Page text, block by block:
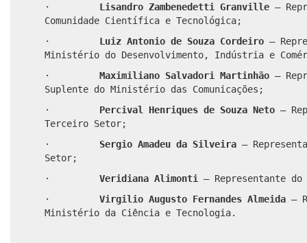
· Lisandro Zambenedetti Granville –
Comunidade Científica e Tecnológica;
· Luiz Antonio de Souza Cordeiro –
Ministério do Desenvolvimento, Indústria e
· Maximiliano Salvadori Martinhão –
Suplente do Ministério das Comunicações;
· Percival Henriques de Souza Neto –
Terceiro Setor;
· Sergio Amadeu da Silveira –
Setor;
· Veridiana Alimonti
– Representante
· Virgilio Augusto Fernandes Almeida –
Ministério da Ciência e Tecnologia.